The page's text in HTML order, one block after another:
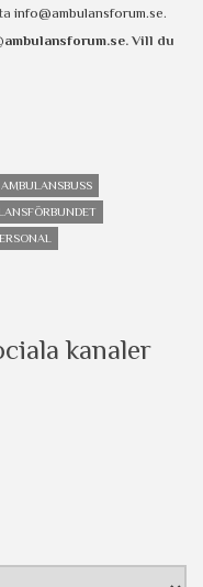
info@ambulansforum.se.
. Vill du
AMBULANSBUSS
kanaler